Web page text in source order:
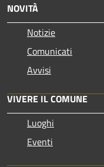
NOVITÀ
Notizie
Comunicati
Avvisi
VIVERE IL COMUNE
Luoghi
Eventi